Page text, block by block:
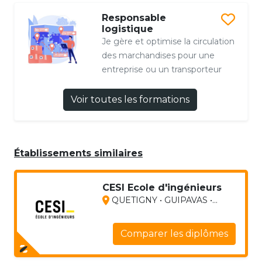
Responsable
logistique
Je gère et optimise la circulation
des marchandises pour une
entreprise ou un transporteur
Voir toutes les formations
Établissements similaires
CESI Ecole d'ingénieurs
QUETIGNY • GUIPAVAS •...
Comparer les diplômes